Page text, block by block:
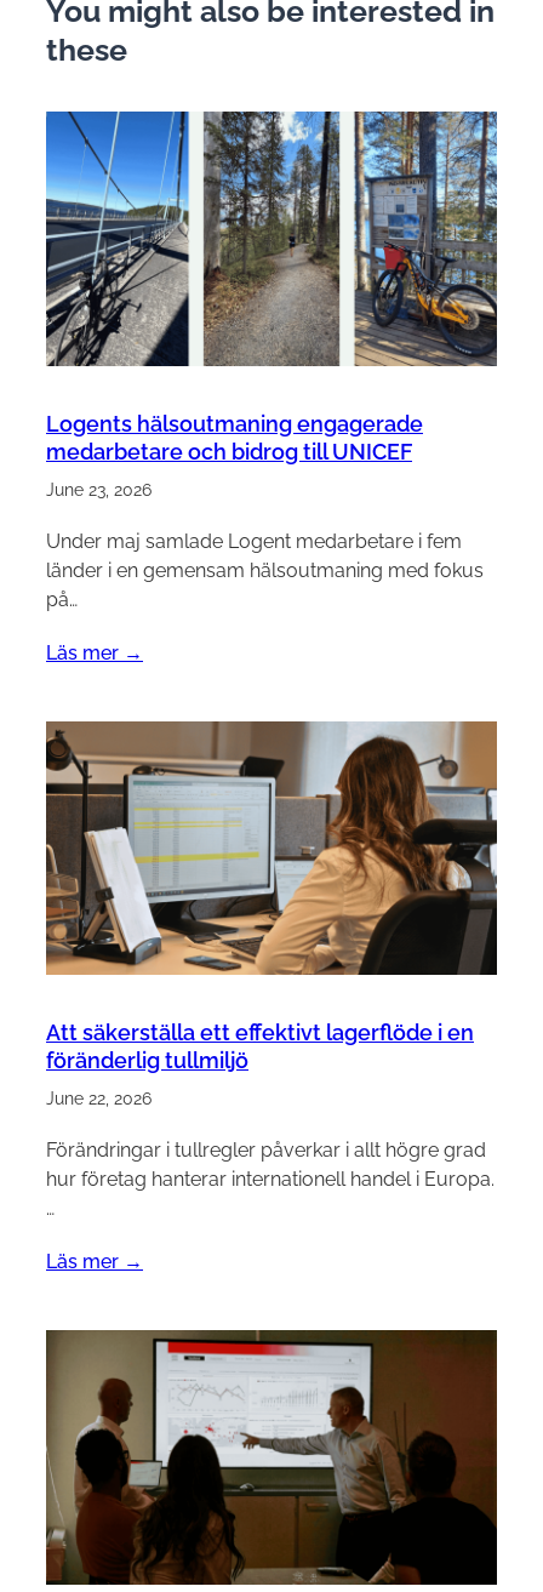
You might also be interested in
these
Logents hälsoutmaning engagerade
medarbetare och bidrog till UNICEF
June 23, 2026
Under maj samlade Logent medarbetare i fem
länder i en gemensam hälsoutmaning med fokus
på…
Läs mer →
Att säkerställa ett effektivt lagerflöde i en
föränderlig tullmiljö
June 22, 2026
Förändringar i tullregler påverkar i allt högre grad
hur företag hanterar internationell handel i Europa.
…
Läs mer →